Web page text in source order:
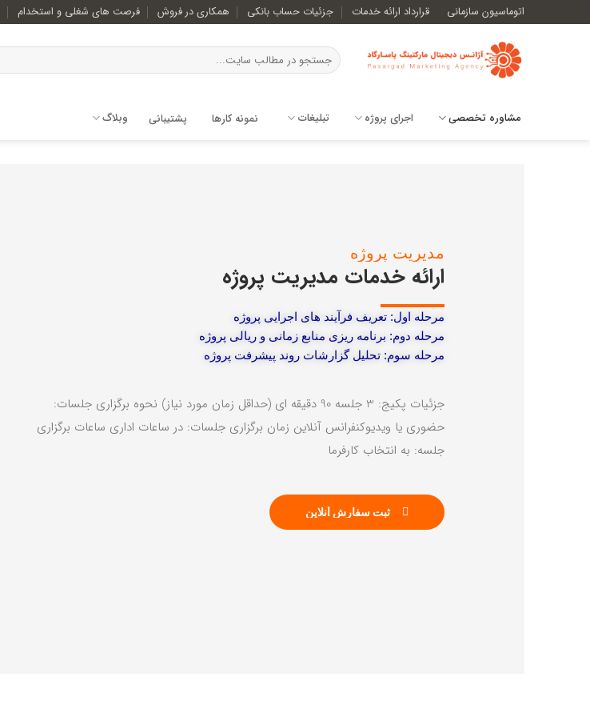
اتوماسیون سازمانی قرارداد ارائه خدمات جزئیات حساب بانکی همکاری در فروش فرصت های شغلی و استخدام
مشاوره تخصصی اجرای پروژه تبلیغات نمونه کارها پشتیبانی وبلاگ
مدیریت پروژه
ارائه خدمات مدیریت پروژه
مرحله اول: تعریف فرآیند های اجرایی پروژه
مرحله دوم: برنامه ریزی منابع زمانی و ریالی پروژه
مرحله سوم: تحلیل گزارشات روند پیشرفت پروژه
جزئیات پکیج: 3 جلسه 90 دقیقه ای (حداقل زمان مورد نیاز) نحوه برگزاری جلسات:
حضوری یا ویدیوکنفرانس آنلاین زمان برگزاری جلسات: در ساعات اداری ساعات برگزاری
جلسه: به انتخاب کارفرما
ثبت سفارش آنلاین